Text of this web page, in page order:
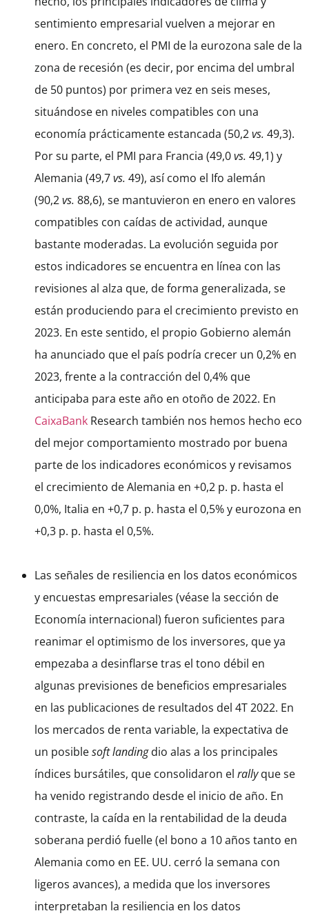
sentimiento empresarial vuelven a mejorar en
enero. En concreto, el PMI de la eurozona sale de la
zona de recesión (es decir, por encima del umbral
de 50 puntos) por primera vez en seis meses,
situándose en niveles compatibles con una
economía prácticamente estancada (50,2vs. 49,3).
Por su parte, el PMI para Francia (49,0vs. 49,1) y
Alemania (49,7vs. 49), así como el Ifo alemán
(90,2vs. 88,6), se mantuvieron en enero en valores
compatibles con caídas de actividad, aunque
bastante moderadas. La evolución seguida por
estos indicadores se encuentra en línea con las
revisiones al alza que, de forma generalizada, se
están produciendo para el crecimiento previsto en
2023. En este sentido, el propio Gobierno alemán
ha anunciado que el país podría crecer un 0,2% en
2023, frente a la contracción del 0,4% que
anticipaba para este año en otoño de 2022. En
CaixaBank Research también nos hemos hecho eco
del mejor comportamiento mostrado por buena
parte de los indicadores económicos y revisamos
el crecimiento de Alemania en +0,2 p. p. hasta el
0,0%, Italia en +0,7 p. p. hasta el 0,5% y eurozona en
+0,3 p. p. hasta el 0,5%.
Las señales de resiliencia en los datos económicos
y encuestas empresariales (véase la sección de
Economía internacional) fueron suficientes para
reanimar el optimismo de los inversores, que ya
empezaba a desinflarse tras el tono débil en
algunas previsiones de beneficios empresariales
en las publicaciones de resultados del 4T 2022. En
los mercados de renta variable, la expectativa de
un posiblesoft landingdio alas a los principales
índices bursátiles, que consolidaron el rallyque se
ha venido registrando desde el inicio de año. En
contraste, la caída en la rentabilidad de la deuda
soberana perdió fuelle (el bono a 10 años tanto en
Alemania como en EE. UU. cerró la semana con
ligeros avances), a medida que los inversores
interpretaban la resiliencia en los datos